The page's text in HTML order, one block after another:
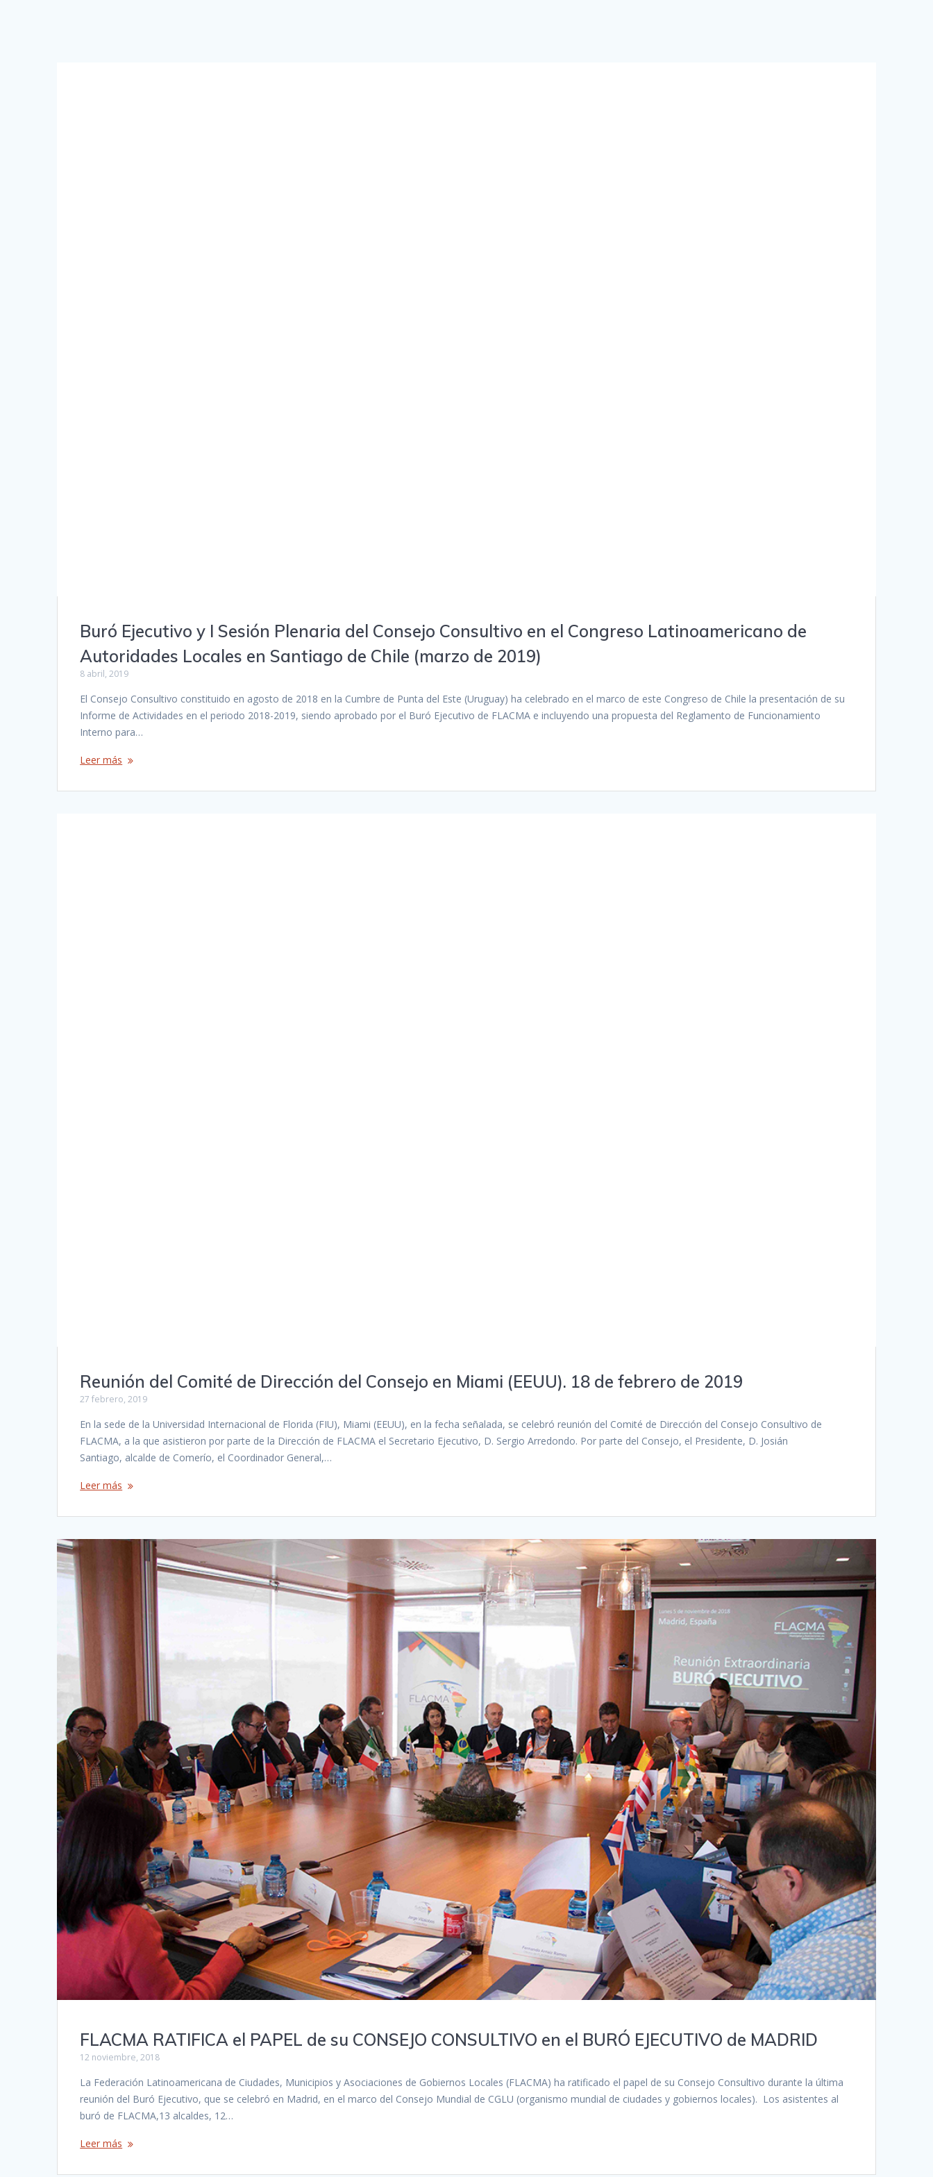
Buró Ejecutivo y I Sesión Plenaria del Consejo Consultivo en el Congreso Latinoamericano de
Autoridades Locales en Santiago de Chile (marzo de 2019)
8 abril, 2019
El Consejo Consultivo constituido en agosto de 2018 en la Cumbre de Punta del Este (Uruguay) ha celebrado en el marco de este Congreso de Chile la presentación de su
Informe de Actividades en el periodo 2018-2019, siendo aprobado por el Buró Ejecutivo de FLACMA e incluyendo una propuesta del Reglamento de Funcionamiento
Interno para…
Leer más
Reunión del Comité de Dirección del Consejo en Miami (EEUU). 18 de febrero de 2019
27 febrero, 2019
En la sede de la Universidad Internacional de Florida (FIU), Miami (EEUU), en la fecha señalada, se celebró reunión del Comité de Dirección del Consejo Consultivo de
FLACMA, a la que asistieron por parte de la Dirección de FLACMA el Secretario Ejecutivo, D. Sergio Arredondo. Por parte del Consejo, el Presidente, D. Josián
Santiago, alcalde de Comerío, el Coordinador General,…
Leer más
FLACMA RATIFICA el PAPEL de su CONSEJO CONSULTIVO en el BURÓ EJECUTIVO de MADRID
12 noviembre, 2018
La Federación Latinoamericana de Ciudades, Municipios y Asociaciones de Gobiernos Locales (FLACMA) ha ratificado el papel de su Consejo Consultivo durante la última
reunión del Buró Ejecutivo, que se celebró en Madrid, en el marco del Consejo Mundial de CGLU (organismo mundial de ciudades y gobiernos locales). Los asistentes al
buró de FLACMA,13 alcaldes, 12…
Leer más